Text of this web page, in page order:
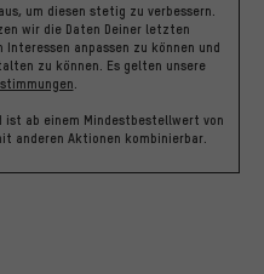
um diesen stetig zu verbessern.
wir die Daten Deiner letzten
anpassen zu können und
zu können. Es gelten unsere
ist ab einem Mindestbestellwert von
anderen Aktionen kombinierbar.